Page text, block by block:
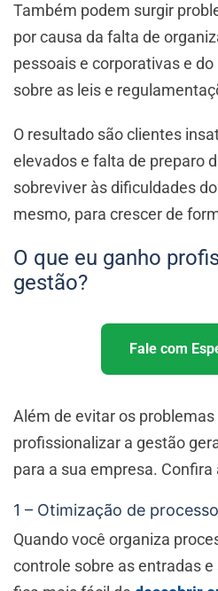
Também podem surgir
por causa da falta de
pessoais e corporativas e
sobre as leis e
O resultado são clientes
elevados e falta de preparo
sobreviver às dificuldades
mesmo, para crescer de
O que eu ganho
gestão?
Fale com
Além de evitar os
profissionalizar a gestão
para a sua empresa. Confira
1 – Otimização de
Quando você organiza
controle sobre as entradas